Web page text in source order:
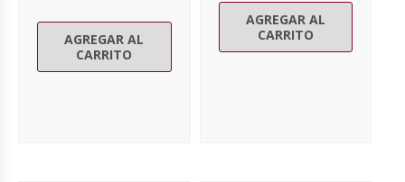
AGREGAR AL
CARRITO
AGREGAR AL
CARRITO